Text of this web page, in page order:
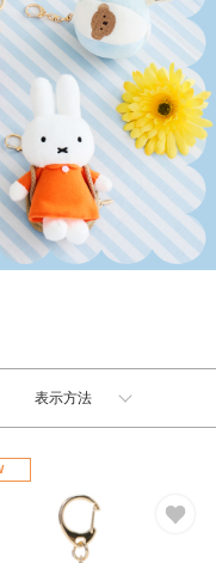
表示方法